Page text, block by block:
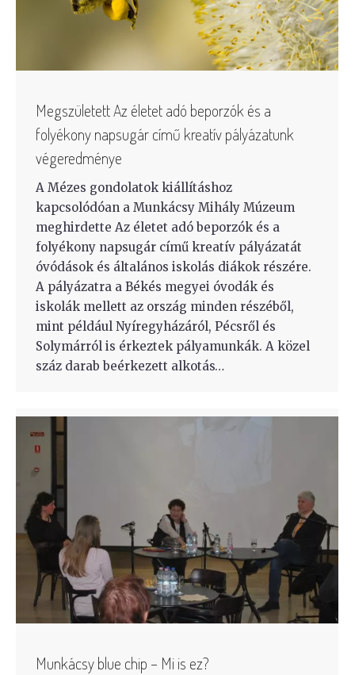
Megszületett Az életet adó beporzók és a
folyékony napsugár című kreatív pályázatunk
végeredménye
A Mézes gondolatok kiállításhoz
kapcsolódóan a Munkácsy Mihály Múzeum
meghirdette Az életet adó beporzók és a
folyékony napsugár című kreatív pályázatát
óvódások és általános iskolás diákok részére.
A pályázatra a Békés megyei óvodák és
iskolák mellett az ország minden részéből,
mint például Nyíregyházáról, Pécsről és
Solymárról is érkeztek pályamunkák. A közel
száz darab beérkezett alkotás…
Munkácsy blue chip – Mi is ez?